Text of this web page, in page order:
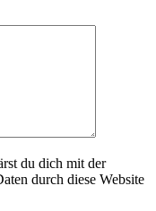
du dich mit der
durch diese Website